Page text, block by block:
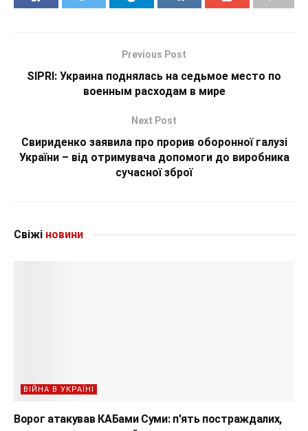
Previous Post
SIPRI: Украина поднялась на седьмое место по
военным расходам в мире
Next Post
Свириденко заявила про прорив оборонної галузі
України – від отримувача допомоги до виробника
сучасної зброї
Свіжі новини
ВІЙНА В УКРАЇНІ
Ворог атакував КАБами Суми: п'ять постраждалих,